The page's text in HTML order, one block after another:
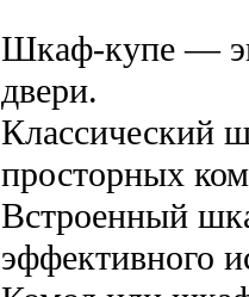
Шкаф-купе —
двери.
Классический
просторных
Встроенный
эффективного